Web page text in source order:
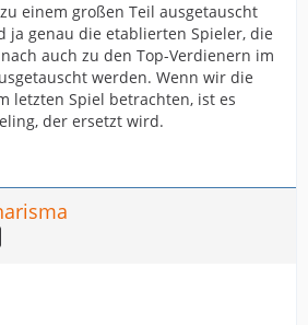
einem großen Teil ausgetauscht
ja genau die etablierten Spieler, die
auch zu den Top-Verdienern im
werden. Wenn wir die
letzten Spiel betrachten, ist es
der ersetzt wird.